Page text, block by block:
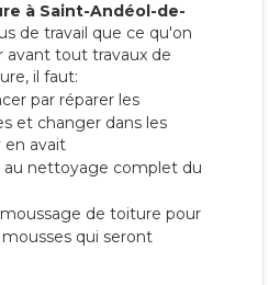
à Saint-Andéol-de-
de travail que ce qu'on
avant tout travaux de
il faut:
par réparer les
et changer dans les
en avait
au nettoyage complet du
de toiture pour
mousses qui seront